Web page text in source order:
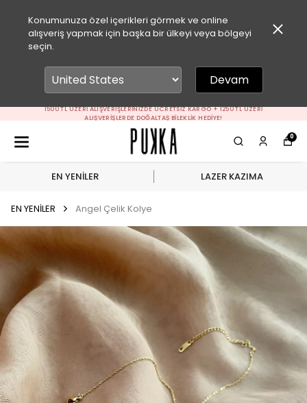
Konumunuza özel içerikleri görmek ve online
alışveriş yapmak için başka bir ülkeyi veya bölgeyi
seçin.
Devam
1500 TL ÜZERI ALIŞVERIŞLERINIZDE ÜCRETSIZ KARGO + 1250 TL ÜZERI
ALIŞVERIŞLERDE DOĞALTAŞ BILEKLIK HEDIYE!
0
EN YENİLER LAZER KAZIMA
EN YENİLER Angel Çelik Kolye